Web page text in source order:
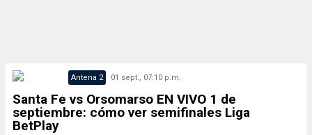
Antena 2 01 sept., 07:10 p.m.
Santa Fe vs Orsomarso EN VIVO 1 de
septiembre: cómo ver semifinales Liga
BetPlay